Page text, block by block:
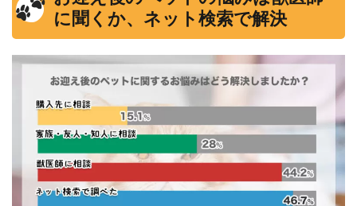
に聞くか、ネット検索で解決